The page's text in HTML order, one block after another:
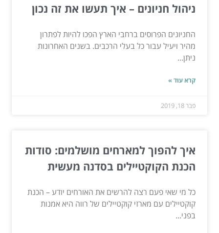
ניהול חניונים – איך תעשו את זה נכון
החניונים הפרוסים ברחבי הארץ הפכו להיות לפתרון
מהיר ויעיל עבור כל בעלי הרכבים. בשנים האחרונות
ניתן...
קרא עוד »
פבר 18, 2019
איך להפוך למארחים מושלמים: סודות
הכנת הקוקטיילים בסדנה מעשית
כל מי שאי פעם רצה להרשים את האורחים יודע – הכנת
קוקטיילים עם מארזי קוקטיילים של רווה היא אמנות
בפני...